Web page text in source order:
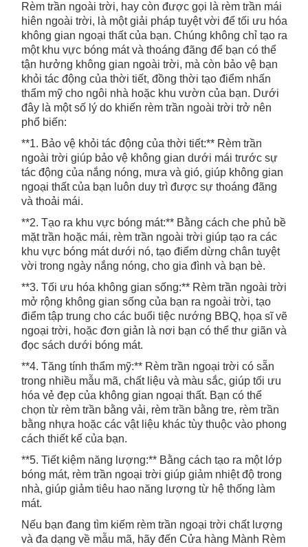
Rèm trần ngoài trời, hay còn được gọi là rèm trần mái
hiên ngoài trời, là một giải pháp tuyệt vời để tối ưu hóa
không gian ngoại thất của bạn. Chúng không chỉ tạo ra
một khu vực bóng mát và thoáng đãng để bạn có thể
tận hưởng không gian ngoài trời, mà còn bảo vệ bạn
khỏi tác động của thời tiết, đồng thời tạo điểm nhấn
thẩm mỹ cho ngôi nhà hoặc khu vườn của bạn. Dưới
đây là một số lý do khiến rèm trần ngoài trời trở nên
phổ biến:
**1. Bảo vệ khỏi tác động của thời tiết:** Rèm trần
ngoài trời giúp bảo vệ không gian dưới mái trước sự
tác động của nắng nóng, mưa và gió, giúp không gian
ngoại thất của bạn luôn duy trì được sự thoáng đãng
và thoải mái.
**2. Tạo ra khu vực bóng mát:** Bằng cách che phủ bề
mặt trần hoặc mái, rèm trần ngoài trời giúp tạo ra các
khu vực bóng mát dưới nó, tạo điểm dừng chân tuyệt
vời trong ngày nắng nóng, cho gia đình và bạn bè.
**3. Tối ưu hóa không gian sống:** Rèm trần ngoài trời
mở rộng không gian sống của bạn ra ngoài trời, tạo
điểm tập trung cho các buổi tiệc nướng BBQ, họa sĩ vẽ
ngoại trời, hoặc đơn giản là nơi bạn có thể thư giãn và
đọc sách dưới bóng mát.
**4. Tăng tính thẩm mỹ:** Rèm trần ngoại trời có sẵn
trong nhiều mẫu mã, chất liệu và màu sắc, giúp tối ưu
hóa vẻ đẹp của không gian ngoại thất. Bạn có thể
chọn từ rèm trần bằng vải, rèm trần bằng tre, rèm trần
bằng nhựa hoặc các vật liệu khác tùy thuộc vào phong
cách thiết kế của bạn.
**5. Tiết kiệm năng lượng:** Bằng cách tạo ra một lớp
bóng mát, rèm trần ngoại trời giúp giảm nhiệt độ trong
nhà, giúp giảm tiêu hao năng lượng từ hệ thống làm
mát.
Nếu bạn đang tìm kiếm rèm trần ngoại trời chất lượng
và đa dạng về mẫu mã, hãy đến Cửa hàng Mành Rèm